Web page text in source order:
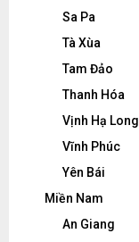
Sa Pa
Tà Xùa
Tam Đảo
Thanh Hóa
Vịnh Hạ Long
Vĩnh Phúc
Yên Bái
Miền Nam
An Giang